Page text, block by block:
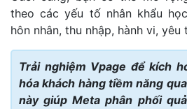
theo các yếu tố nhân khẩu
hôn nhân, thu nhập, hành vi, yêu
Trải nghiệm Vpage để kích
hóa khách hàng tiềm năng
này giúp Meta phân phối